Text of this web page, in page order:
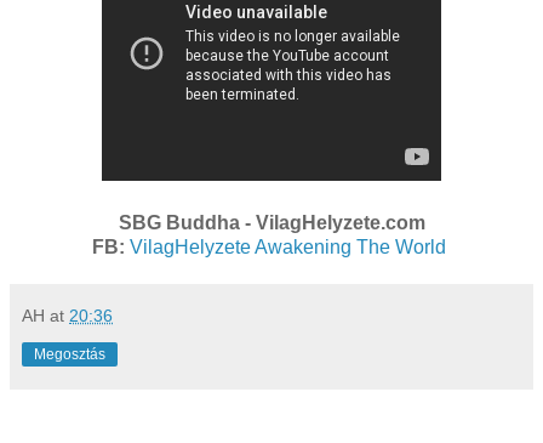
SBG Buddha - VilagHelyzete.com
FB: VilagHelyzete Awakening The World
AH at 20:36
Megosztás